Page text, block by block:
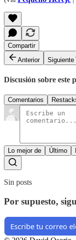
Compartir
Anterior
Siguiente
Discusión sobre este
Comentarios
Lo mejor de Último
Sin posts
Por supuesto,